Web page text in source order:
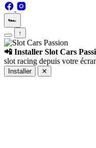
🏎️
↑
📲 Installer Slot Cars
slot racing depuis votre
Installer ✕